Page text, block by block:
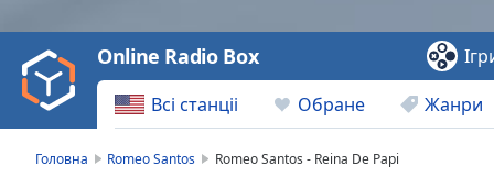
Video
Play
Backward
Skip
Всі станціі Обране Жанри
Online Radio Box
Головна Romeo Santos Romeo Santos - Reina De Papi